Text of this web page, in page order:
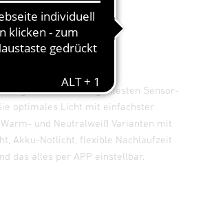
Mit dem intelligentesten Sensor-
optimales Licht mit einfachster
und Neutralweiß Varianten mit
Akku-Notlicht, flexible Nachlaufzeit
das alles per APP einstellbar.